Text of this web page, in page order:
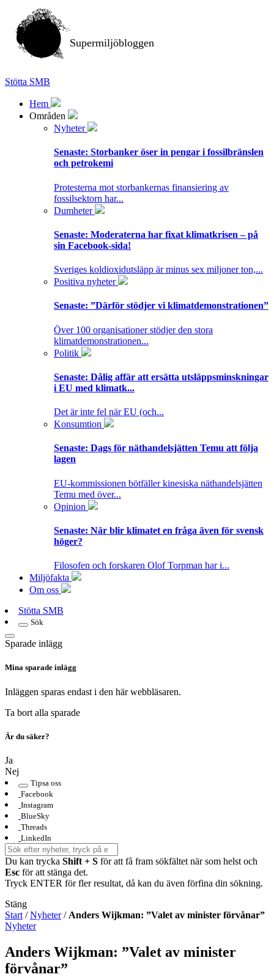
Supermiljöbloggen
Stötta SMB
Hem
Områden
Nyheter
Senaste: Storbanker öser in pengar i fossilbränslen
och petrokemi
Protesterna mot storbankernas finansiering av
fossilsektorn har...
Dumheter
Senaste: Moderaterna har fixat klimatkrisen – på
sin Facebook-sida!
Sveriges koldioxidutsläpp är minus sex miljoner ton,...
Positiva nyheter
Senaste: ”Därför stödjer vi klimatdemonstrationen”
Över 100 organisationer stödjer den stora
klimatdemonstrationen...
Politik
Senaste: Dålig affär att ersätta utsläppsminskningar
i EU med klimatk...
Det är inte fel när EU (och...
Konsumtion
Senaste: Dags för näthandelsjätten Temu att följa
lagen
EU-kommissionen bötfäller kinesiska näthandelsjätten
Temu med över...
Opinion
Senaste: När blir klimatet en fråga även för svensk
höger?
Filosofen och forskaren Olof Torpman har i...
Miljöfakta
Om oss
Stötta SMB
Sök
Sparade inlägg
Mina sparade inlägg
Inläggen sparas endast i den här webbläsaren.
Ta bort alla sparade
Är du säker?
Ja
Nej
Tipsa oss
Facebook
Instagram
BlueSky
Threads
LinkedIn
Du kan trycka Shift + S för att få fram sökfältet när som helst och
Esc för att stänga det.
Tryck ENTER för fler resultat, då kan du även förfina din sökning.
Stäng
Start /Nyheter/ Anders Wijkman: ”Valet av minister förvånar”
Nyheter
Anders Wijkman: ”Valet av minister
förvånar”